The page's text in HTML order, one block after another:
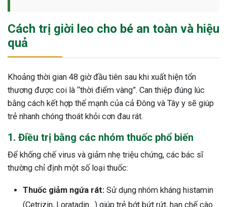
Cách trị giời leo cho bé an toàn và hiệu
quả
Khoảng thời gian 48 giờ đầu tiên sau khi xuất hiện tổn
thương được coi là “thời điểm vàng”. Can thiệp đúng lúc
bằng cách kết hợp thế mạnh của cả Đông và Tây y sẽ giúp
trẻ nhanh chóng thoát khỏi cơn đau rát.
1. Điều trị bằng các nhóm thuốc phổ biến
Để khống chế virus và giảm nhẹ triệu chứng, các bác sĩ
thường chỉ định một số loại thuốc:
Thuốc giảm ngứa rát: Sử dụng nhóm kháng histamin
(Cetrizin, Loratadin…) giúp trẻ bớt bứt rứt, hạn chế cào